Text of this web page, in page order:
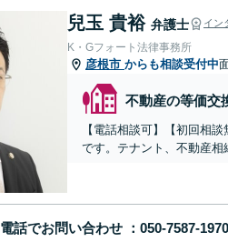
兒玉 貴裕 弁護士 イン
K・Gフォート法律事務所
彦根市 からも相談受付中
不動産の等価交
【電話相談可】【初回相
です。テナント、不動産相
電話でお問い合わせ